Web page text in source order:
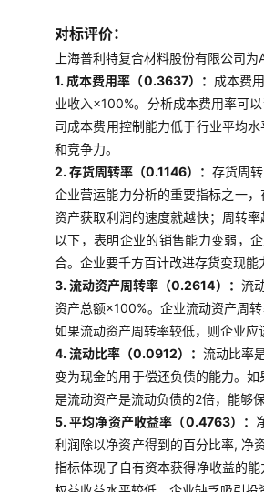
对标评价：
上海普利特复合材料股份有限公司
1. 成本费用率（0.3637）： 成本费
业收入×100%。分析成本费用率可
司成本费用控制能力低于行业平均
和竞争力。
2. 存货周转率（0.1146）：存货周
企业营运能力分析的重要指标之一
资产获取利润的速度就越快；周转
以下，表明企业的销售能力变弱，
合。企业要千方百计改进存货变现能
3. 流动资产周转率（0.2614）： 流
资产总额×100%。企业流动资产周
如果流动资产周转率较低，则企业
4. 流动比率（0.0912）： 流动比率
变为现金的用于偿还负债的能力。
是流动资产是流动负债的2倍，能够
5. 平均净资产收益率（0.4763）：
利润除以净资产得到的百分比率, 净
指标体现了自有资本获得净收益的